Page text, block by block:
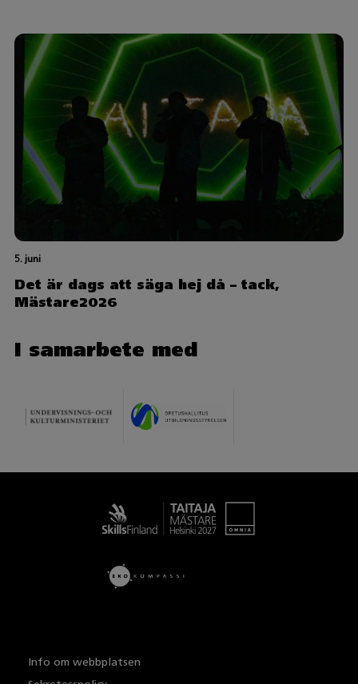
5. juni
Det är dags att säga hej då – tack,
Mästare2026
I samarbete med
Info om webbplatsen